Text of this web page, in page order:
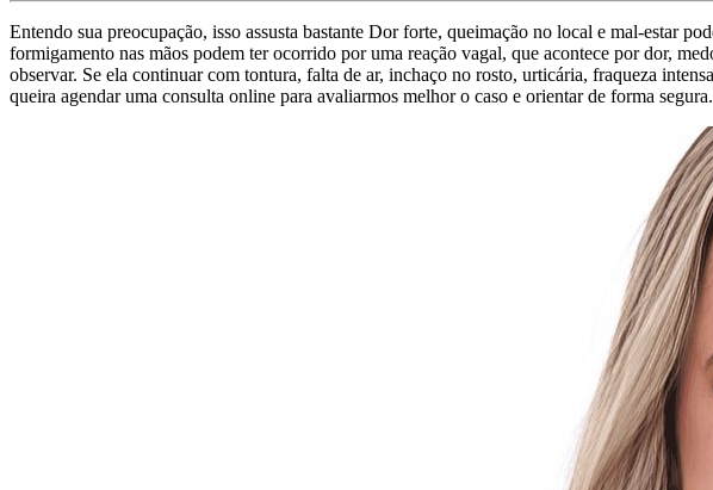
Entendo sua preocupação, isso assusta bastante Dor forte, queimação no local e mal-estar
formigamento nas mãos podem ter ocorrido por uma reação vagal, que acontece por dor,
observar. Se ela continuar com tontura, falta de ar, inchaço no rosto, urticária, fraqueza
queira agendar uma consulta online para avaliarmos melhor o caso e orientar de forma segura.